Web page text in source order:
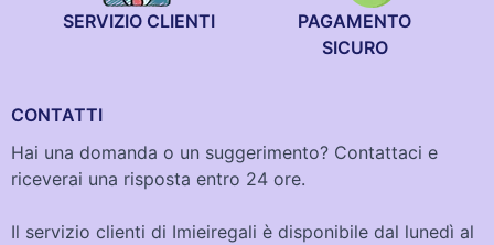
SERVIZIO CLIENTI
PAGAMENTO
SICURO
CONTATTI
Hai una domanda o un suggerimento? Contattaci e
riceverai una risposta entro 24 ore.
Il servizio clienti di Imieiregali è disponibile dal lunedì al